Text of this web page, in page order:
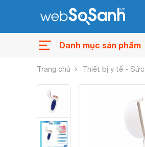
Danh mục sản phẩm
Trang chủ Thiết bị y tế -